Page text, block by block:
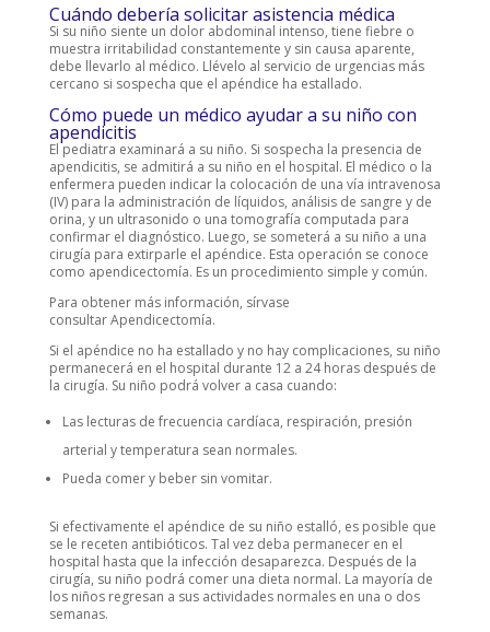
Cuándo debería solicitar asistencia médica
Si su niño siente un dolor abdominal intenso, tiene fiebre o
muestra irritabilidad constantemente y sin causa aparente,
debe llevarlo al médico. Llévelo al servicio de urgencias más
cercano si sospecha que el apéndice ha estallado.
Cómo puede un médico ayudar a su niño con
apendicitis
El pediatra examinará a su niño. Si sospecha la presencia de
apendicitis, se admitirá a su niño en el hospital. El médico o la
enfermera pueden indicar la colocación de una vía intravenosa
(IV) para la administración de líquidos, análisis de sangre y de
orina, y un ultrasonido o una tomografía computada para
confirmar el diagnóstico. Luego, se someterá a su niño a una
cirugía para extirparle el apéndice. Esta operación se conoce
como apendicectomía. Es un procedimiento simple y común.
Para obtener más información, sírvase
consultar Apendicectomía.
Si el apéndice no ha estallado y no hay complicaciones, su niño
permanecerá en el hospital durante 12 a 24 horas después de
la cirugía. Su niño podrá volver a casa cuando:
Las lecturas de frecuencia cardíaca, respiración, presión
arterial y temperatura sean normales.
Pueda comer y beber sin vomitar.
Si efectivamente el apéndice de su niño estalló, es posible que
se le receten antibióticos. Tal vez deba permanecer en el
hospital hasta que la infección desaparezca. Después de la
cirugía, su niño podrá comer una dieta normal. La mayoría de
los niños regresan a sus actividades normales en una o dos
semanas.